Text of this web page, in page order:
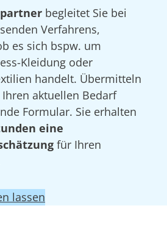
begleitet Sie bei
Verfahrens,
es sich bspw. um
Kleidung oder
handelt. Übermitteln
aktuellen Bedarf
Formular. Sie erhalten
eine
für Ihren
lassen